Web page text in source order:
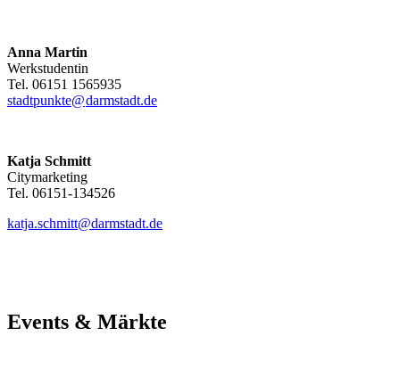
Anna Martin
Werkstudentin
Tel. 06151 1565935
stadtpunkte@darmstadt.de
Katja Schmitt
Citymarketing
Tel. 06151-134526
katja.schmitt@darmstadt.de
Events & Märkte